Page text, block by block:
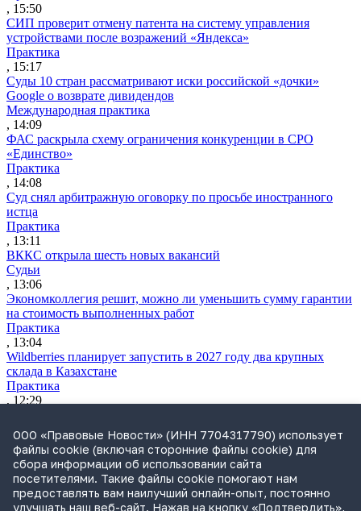
, 15:50
СИП проверит отмену патента на систему управления
устройствами после возражений «Яндекса»
Практика
, 15:17
Суды 10 стран рассматривают иски российской «дочки»
Google о возврате дивидендов
Международная практика
, 14:09
ФАС раскрыла схему ограничения конкуренции в СРО
«Единство»
Практика
, 14:08
Суд снял арбитражную оговорку по просьбе иностранного
истца
Практика
, 13:11
ВККС открыла шесть новых вакансий
Судьи
, 13:06
Экономколлегия решит, можно ли уменьшить сумму гарантии
на стоимость выполненных работ
Практика
, 13:04
Wildberries планирует запустить в 2027 году два крупных
склада в Казахстане
Практика
, 12:29
расходов
Практика
, 11:12
Утренний обзор за 4 августа: усиление контроля за сделкам
бизнеса и ограничение доступа к банкам через иностранные
браузеры
ООО «Правовые Новости» (ИНН 7704317790) использует
файлы cookie (включая сторонние файлы cookie) для
сбора информации об использовании сайта
посетителями. Такие файлы cookie помогают нам
предоставлять вам наилучший онлайн-опыт, постоянно
улучшать наш веб-сайт. Нажав на кнопку «Подтвердить»,